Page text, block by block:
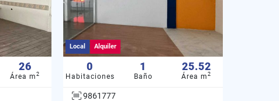
26
Área m 2
Local Alquiler
0
Habitaciones
1
Baño
25.52
Área m 2
9861777